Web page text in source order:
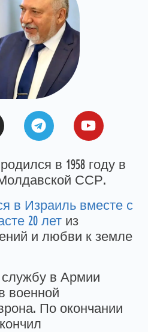
в 1958 году в
ССР.
в Израиль вместе с
20 лет из
и любви к земле
в Армии
военной
По окончании